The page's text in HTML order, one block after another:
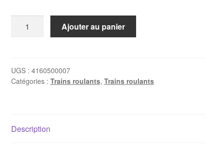
transversal
Porsche
Ajouter au panier
UGS : 4160500007
Catégories : Trains roulants, Trains roulants
Description